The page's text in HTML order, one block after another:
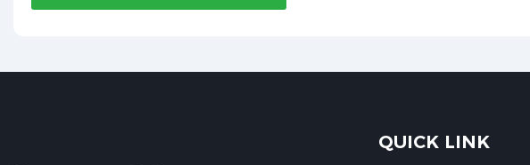
QUICK LINK